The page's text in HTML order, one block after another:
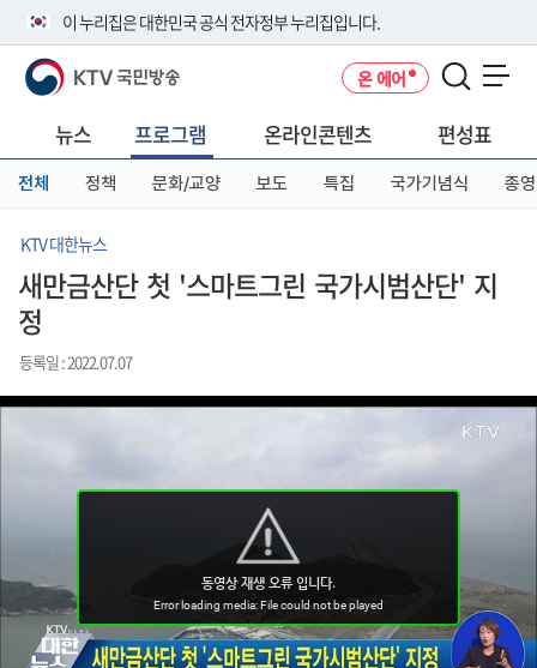
이 누리집은 대한민국 공식 전자정부 누리집입니다.
공식 누리집 주소 확인하기
니다.
이밖에 or.kr 또는 .kr등 다른 도메인 주소를 사용하고 있다면 아래 URL에
서 도메인 주소를 확인해 보세요
KTV 국민방송 온 에어
뉴스 프로그램 온라인콘텐츠 편성표
전체 정책 문화/교양 보도 특집 국가기념식 종영
KTV 대한뉴스
새만금산단 첫 '스마트그린 국가시범산단' 지
정
등록일 : 2022.07.07